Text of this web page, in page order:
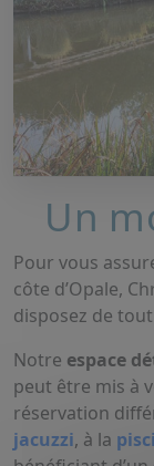
Un
Pour vous
côte d’Opale,
disposez de
Notre espace
peut être mis à
réservation
jacuzzi, à la